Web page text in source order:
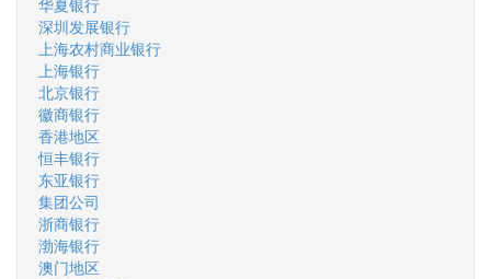
华夏银行
深圳发展银行
上海农村商业银行
上海银行
北京银行
徽商银行
香港地区
恒丰银行
东亚银行
集团公司
浙商银行
渤海银行
澳门地区